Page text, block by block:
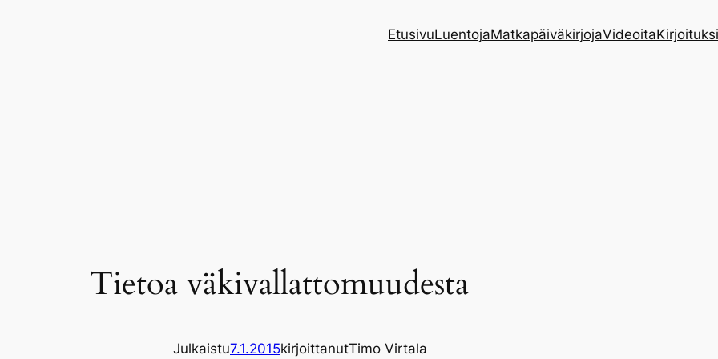
EtusivuLuentojaMatkapäiväkirjojaVideoita
Tietoa väkivallattomuudesta
Julkaistu7.1.2015kirjoittanutTimo Virtala